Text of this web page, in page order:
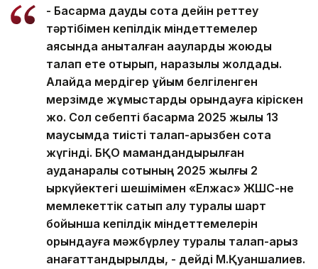
- Басқарма дауды сотқа дейін реттеу
тәртібімен кепілдік міндеттемелер
аясында анықталған ақауларды жоюды
талап ете отырып, наразылық жолдады.
Алайда мердігер ұйым белгіленген
мерзімде жұмыстарды орындауға кіріскен
жоқ. Сол себепті басқарма 2025 жылы 13
маусымда тиісті талап-арызбен сотқа
жүгінді. БҚО мамандандырылған
ауданаралық сотының 2025 жылғы 2
қыркүйектегі шешімімен «Елжас» ЖШС-не
мемлекеттік сатып алу туралы шарт
бойынша кепілдік міндеттемелерін
орындауға мәжбүрлеу туралы талап-арыз
қанағаттандырылды, - дейді М.Қуаншалиев.